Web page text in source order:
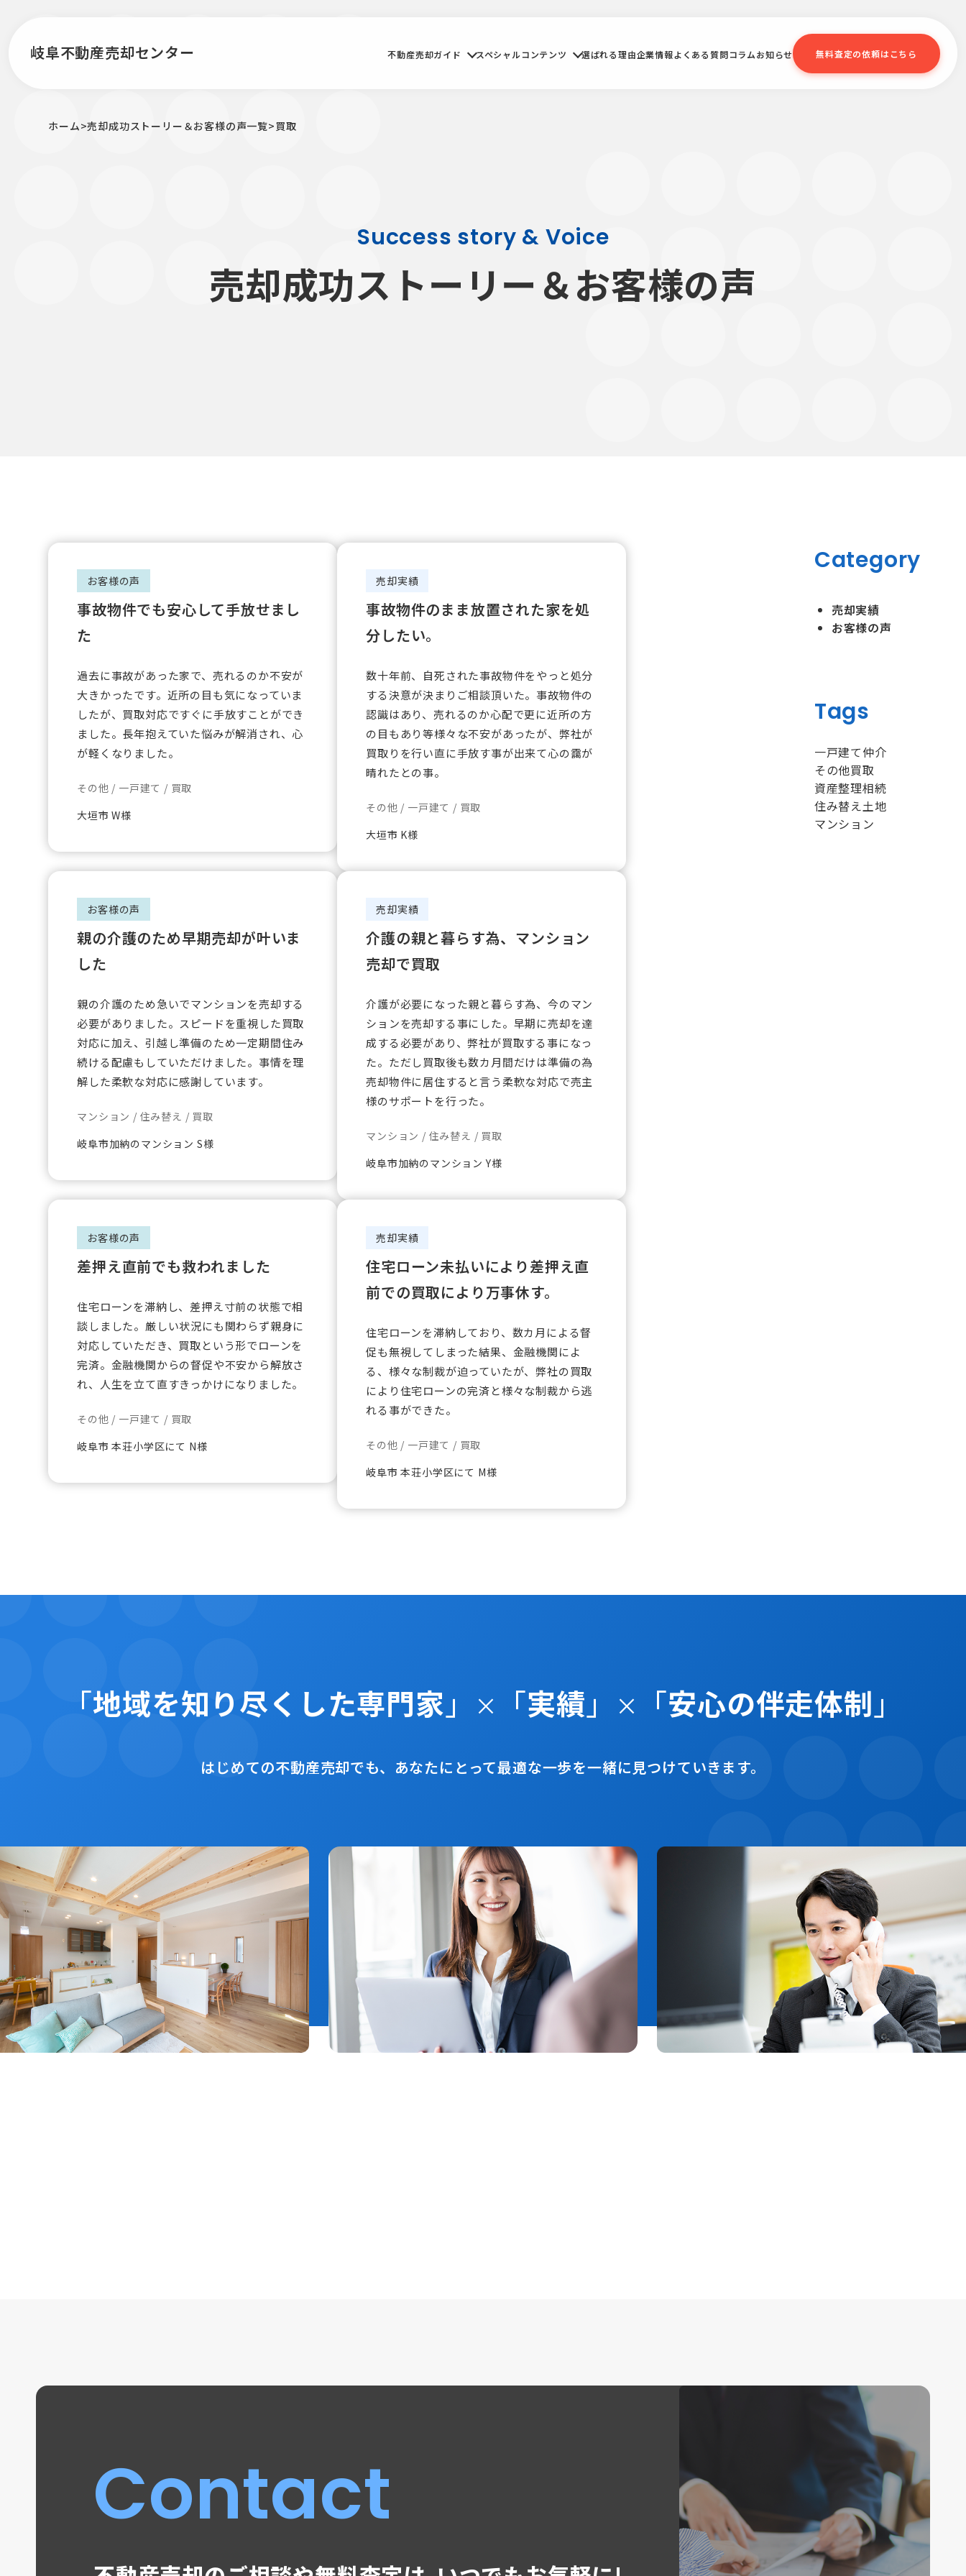
岐阜不動産売却センター 不動産売却ガイド スペシャルコンテンツ 選ばれる理由企業情報よくある質問コラムお知らせ 無料査定の依頼はこちら
ホーム>売却成功ストーリー＆お客様の声一覧>買取
Success story & Voice
売却成功ストーリー ＆お客様の声
お客様の声
事故物件でも安心して手放せまし
た
過去に事故があった家で、売れるのか不安が
大きかったです。近所の目も気になっていま
したが、買取対応ですぐに手放すことができ
ました。長年抱えていた悩みが解消され、心
が軽くなりました。
その他 / 一戸建て / 買取
大垣市 W様
売却実績
事故物件のまま放置された家を処
分したい。
数十年前、自死された事故物件をやっと処分
する決意が決まりご相談頂いた。事故物件の
認識はあり、売れるのか心配で更に近所の方
の目もあり等様々な不安があったが、弊社が
買取りを行い直に手放す事が出来て心の靄が
晴れたとの事。
その他 / 一戸建て / 買取
大垣市 K様
お客様の声
親の介護のため早期売却が叶いま
した
親の介護のため急いでマンションを売却する
必要がありました。スピードを重視した買取
対応に加え、引越し準備のため一定期間住み
続ける配慮もしていただけました。事情を理
解した柔軟な対応に感謝しています。
マンション / 住み替え / 買取
岐阜市加納のマンション S様
売却実績
介護の親と暮らす為、マンション
売却で買取
介護が必要になった親と暮らす為、今のマン
ションを売却する事にした。早期に売却を達
成する必要があり、弊社が買取する事になっ
た。ただし買取後も数カ月間だけは準備の為
売却物件に居住すると言う柔軟な対応で売主
様のサポートを行った。
マンション / 住み替え / 買取
岐阜市加納のマンション Y様
お客様の声
差押え直前でも救われました
住宅ローンを滞納し、差押え寸前の状態で相
談しました。厳しい状況にも関わらず親身に
対応していただき、買取という形でローンを
完済。金融機関からの督促や不安から解放さ
れ、人生を立て直すきっかけになりました。
その他 / 一戸建て / 買取
岐阜市 本荘小学区にて N様
売却実績
住宅ローン未払いにより差押え直
前での買取により万事休す。
住宅ローンを滞納しており、数カ月による督
促も無視してしまった結果、金融機関によ
る、様々な制裁が迫っていたが、弊社の買取
により住宅ローンの完済と様々な制裁から逃
れる事ができた。
その他 / 一戸建て / 買取
岐阜市 本荘小学区にて M様
Category
売却実績
お客様の声
Tags
一戸建て仲介
その他買取
資産整理相続
住み替え土地
マンション
「地域を知り尽くした専門家 」 × 「実績 」 × 「安心の伴走体制 」
はじめての不動産売却でも、あなたにとって最適な一歩を一緒に見つけていきます。
Contact